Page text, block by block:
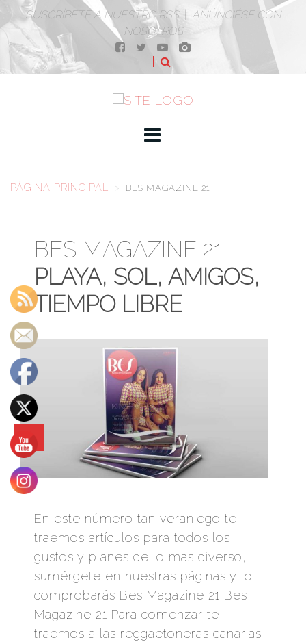
SUSCRÍBETE A NUESTRO RSS| ANÚNCIÉSE CON
NOSOTROS
PÁGINA PRINCIPAL > BES MAGAZINE 21
BES MAGAZINE 21
PLAYA, SOL, AMIGOS,
TIEMPO LIBRE
0
En este número tan veraniego te
traemos artículos para todos los
gustos y planes de lo más diverso,
sumérgete en nuestras páginas y lo
comprobarás Bes Magazine 21 Bes
Magazine 21 Para comenzar te
traemos a las reggaetoneras canarias